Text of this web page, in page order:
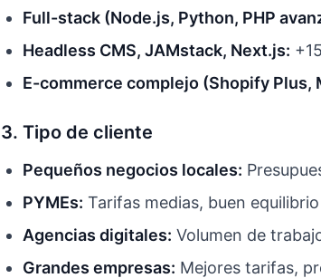
Full-stack (Node.js, Python, PHP
Headless CMS, JAMstack, Next.js:
E-commerce complejo (Shopify Plus,
3. Tipo de cliente
Pequeños negocios locales:
PYMEs: Tarifas medias, buen equilibrio
Agencias digitales: Volumen de
Grandes empresas: Mejores tarifas,